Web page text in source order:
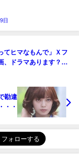
日
てヒマなもんで」Ｘフ
、ドラマあります？」
勘違
・・